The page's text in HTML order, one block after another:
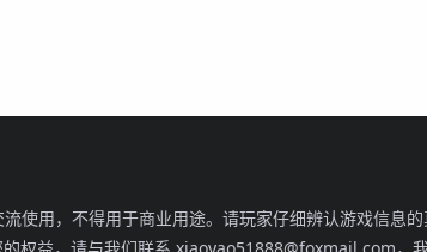
使用，不得用于商业用途。请玩家仔细辨认游戏信息